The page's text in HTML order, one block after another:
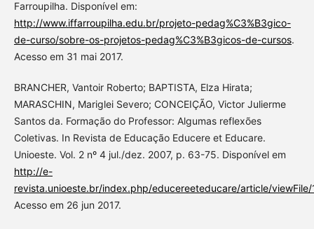
Farroupilha. Disponível em:
http://www.iffarroupilha.edu.br/projeto-pedag%C3%B3gico-
de-curso/sobre-os-projetos-pedag%C3%B3gicos-de-cursos.
Acesso em 31 mai 2017.
BRANCHER, Vantoir Roberto; BAPTISTA, Elza Hirata;
MARASCHIN, Mariglei Severo; CONCEIÇÃO, Victor Julierme
Santos da. Formação do Professor: Algumas reflexões
Coletivas. In Revista de Educação Educere et Educare.
Unioeste. Vol. 2 nº 4 jul./dez. 2007, p. 63-75. Disponível em
http://e-
revista.unioeste.br/index.php/educereeteducare/article/
Acesso em 26 jun 2017.